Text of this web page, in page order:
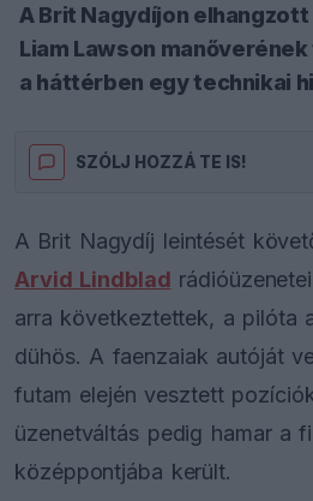
A Brit Nagydíjon
Liam Lawson
a háttérben egy technikai
SZÓLJ HOZZÁ TE IS!
A Brit Nagydíj leintését
Arvid Lindblad
arra következtettek, a pilóta
dühös. A faenzaiak autóját
futam elején vesztett
üzenetváltás pedig hamar a
középpontjába került.